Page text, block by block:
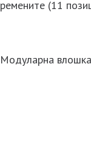
ремените (11
Модуларна влошка